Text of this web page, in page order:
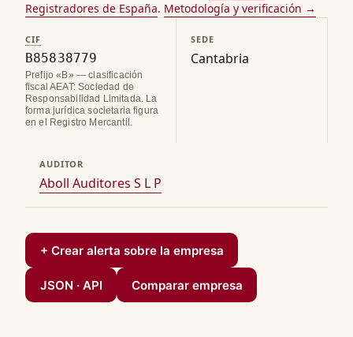
Registradores de España. Metodología y verificación →
CIF
B85838779
Prefijo «B» — clasificación
fiscal AEAT: Sociedad de
Responsabilidad Limitada. La
forma jurídica societaria figura
en el Registro Mercantil.
SEDE
Cantabria
AUDITOR
Aboll Auditores S L P
+ Crear alerta sobre la empresa
JSON · API Comparar empresa